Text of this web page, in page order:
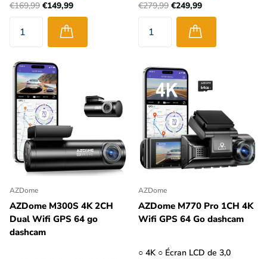
€169,99 €149,99
€279,99 €249,99
AZDome
AZDome M300S 4K 2CH
Dual Wifi GPS 64 go
dashcam
AZDome
AZDome M770 Pro 1CH 4K
Wifi GPS 64 Go dashcam
○ 4K ○ Écran LCD de 3,0